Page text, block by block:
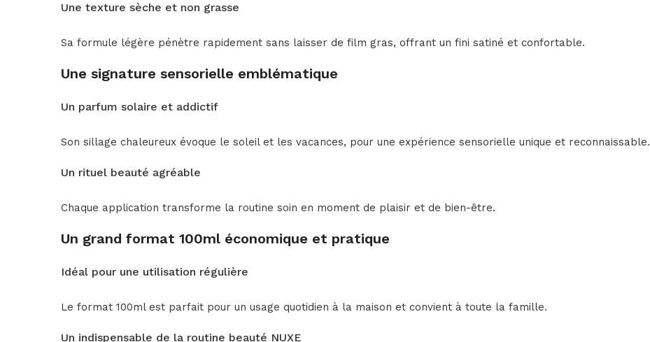
Une texture sèche et non grasse
Sa formule légère pénètre rapidement sans laisser de film gras, offrant un fini satiné et confortable.
Une signature sensorielle emblématique
Un parfum solaire et addictif
Son sillage chaleureux évoque le soleil et les vacances, pour une expérience sensorielle unique et reconnaissable.
Un rituel beauté agréable
Chaque application transforme la routine soin en moment de plaisir et de bien-être.
Un grand format 100ml économique et pratique
Idéal pour une utilisation régulière
Le format 100ml est parfait pour un usage quotidien à la maison et convient à toute la famille.
Un indispensable de la routine beauté NUXE